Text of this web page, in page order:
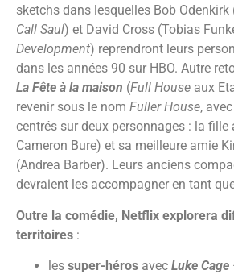
sketchs dans lesquelles Bob Odenkirk
Call Saul) et David Cross (Tobias
Development) reprendront leurs
dans les années 90 sur HBO. Autre
La Fête à la maison (Full House aux
revenir sous le nom Fuller House,
centrés sur deux personnages : la fille
Cameron Bure) et sa meilleure amie
(Andrea Barber). Leurs anciens
devraient les accompagner en tant
Outre la comédie, Netflix explorera
territoires :
les super-héros avec Luke Cage